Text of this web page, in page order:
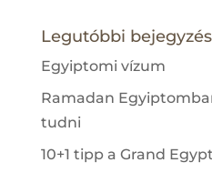
Legutóbbi
Egyiptomi vízum
Ramadan
tudni
10+1 tipp a Grand